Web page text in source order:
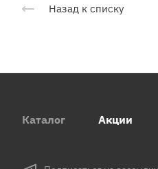
Назад к списку
Каталог Акции